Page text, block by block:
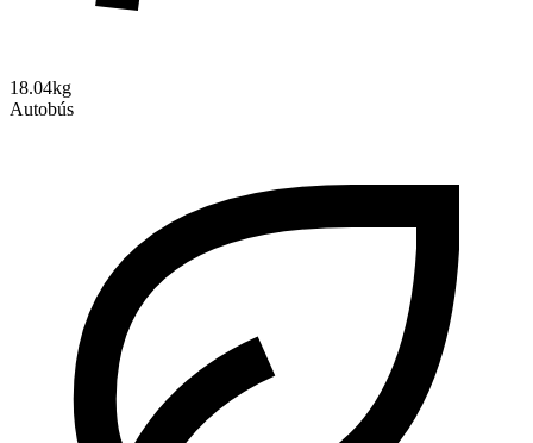
18.04kg
Autobús